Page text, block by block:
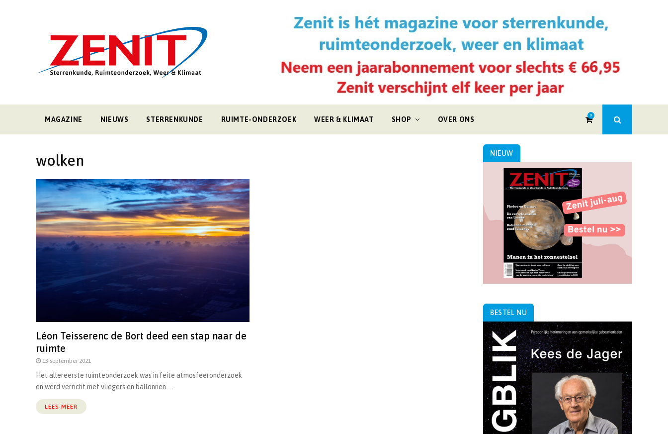
MAGAZINE NIEUWS STERRENKUNDE RUIMTE-ONDERZOEK WEER & KLIMAAT SHOP OVER ONS
0
wolken
Léon Teisserenc de Bort deed een stap naar de
ruimte
13 september 2021
Het allereerste ruimteonderzoek was in feite atmosfeeronderzoek
en werd verricht met vliegers en ballonnen....
LEES MEER
NIEUW
BESTEL NU